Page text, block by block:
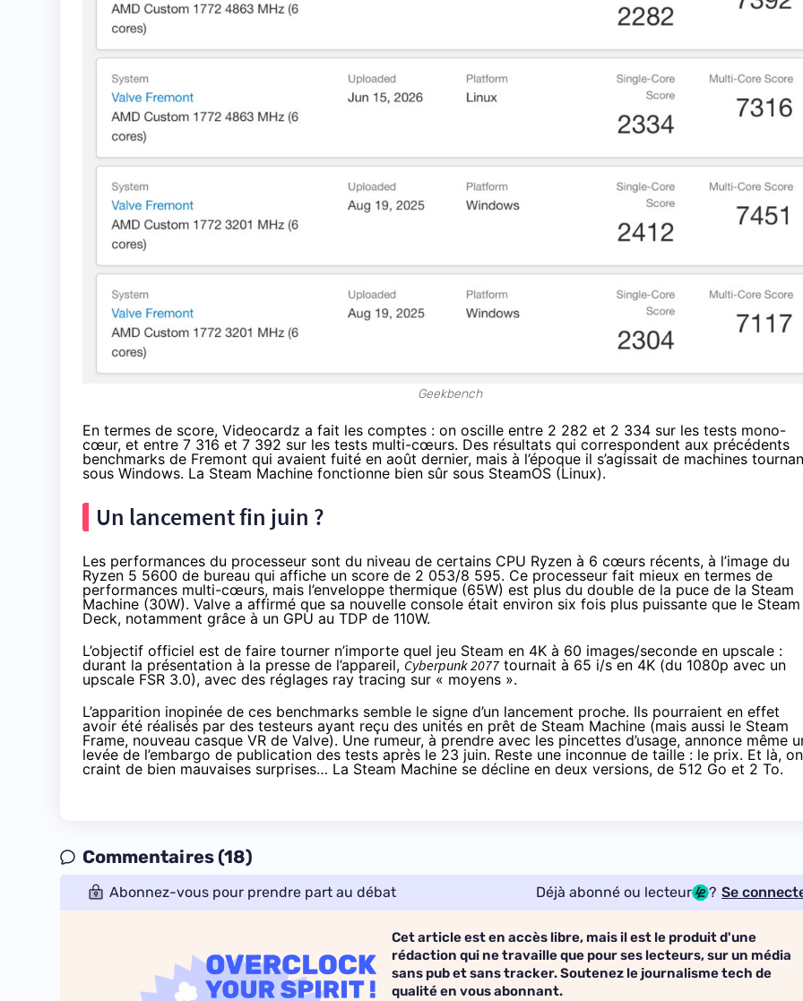
Geekbench
En termes de score, Videocardz a fait les comptes : on oscille entre 2 282 et 2 334 sur les tests mono-
cœur, et entre 7 316 et 7 392 sur les tests multi-cœurs. Des résultats qui correspondent aux précédents
benchmarks de Fremont qui avaient fuité en août dernier, mais à l’époque il s’agissait de machines
sous Windows. La Steam Machine fonctionne bien sûr sous SteamOS (Linux).
Un lancement fin juin ?
Les performances du processeur sont du niveau de certains CPU Ryzen à 6 cœurs récents, à l’image du
Ryzen 5 5600 de bureau qui affiche un score de 2 053/8 595. Ce processeur fait mieux en termes de
performances multi-cœurs, mais l’enveloppe thermique (65W) est plus du double de la puce de la Steam
Machine (30W). Valve a affirmé que sa nouvelle console était environ six fois plus puissante que le Steam
Deck, notamment grâce à un GPU au TDP de 110W.
L’objectif officiel est de faire tourner n’importe quel jeu Steam en 4K à 60 images/seconde en upscale :
durant la présentation à la presse de l’appareil, Cyberpunk 2077tournait à 65 i/s en 4K (du 1080p avec un
upscale FSR 3.0), avec des réglages ray tracing sur « moyens ».
L’apparition inopinée de ces benchmarks semble le signe d’un lancement proche. Ils pourraient en effet
avoir été réalisés par des testeurs ayant reçu des unités en prêt de Steam Machine (mais aussi le Steam
Frame, nouveau casque VR de Valve). Une rumeur, à prendre avec les pincettes d’usage, annonce même
levée de l’embargo de publication des tests après le 23 juin. Reste une inconnue de taille : le prix. Et là, on
craint de bien mauvaises surprises… La Steam Machine se décline en deux versions, de 512 Go et 2 To.
Commentaires (18)
Abonnez-vous pour prendre part au débat Déjà abonné ou lecteur ? Se
Cet article est en accès libre, mais il est le produit d'une
rédaction qui ne travaille que pour ses lecteurs, sur un média
sans pub et sans tracker. Soutenez le journalisme tech de
qualité en vous abonnant.